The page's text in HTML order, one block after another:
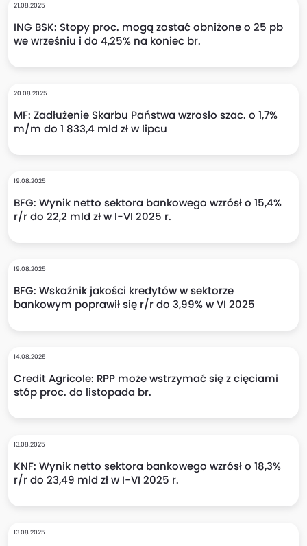
21.08.2025
ING BSK: Stopy proc. mogą zostać obniżone o 25 pb
we wrześniu i do 4,25% na koniec br.
20.08.2025
MF: Zadłużenie Skarbu Państwa wzrosło szac. o 1,7%
m/m do 1 833,4 mld zł w lipcu
19.08.2025
BFG: Wynik netto sektora bankowego wzrósł o 15,4%
r/r do 22,2 mld zł w I-VI 2025 r.
19.08.2025
BFG: Wskaźnik jakości kredytów w sektorze
bankowym poprawił się r/r do 3,99% w VI 2025
14.08.2025
Credit Agricole: RPP może wstrzymać się z cięciami
stóp proc. do listopada br.
13.08.2025
KNF: Wynik netto sektora bankowego wzrósł o 18,3%
r/r do 23,49 mld zł w I-VI 2025 r.
13.08.2025